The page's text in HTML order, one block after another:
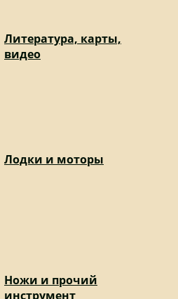
Литература, карты,
видео
Лодки и моторы
Ножи и прочий
инструмент